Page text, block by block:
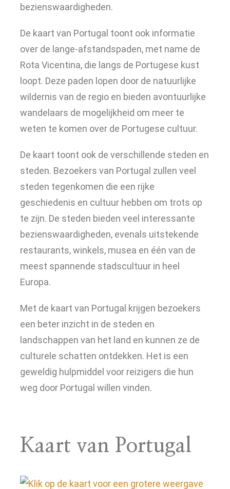
bezienswaardigheden.
De kaart van Portugal toont ook informatie
over de lange-afstandspaden, met name de
Rota Vicentina, die langs de Portugese kust
loopt. Deze paden lopen door de natuurlijke
wildernis van de regio en bieden avontuurlijke
wandelaars de mogelijkheid om meer te
weten te komen over de Portugese cultuur.
De kaart toont ook de verschillende steden en
steden. Bezoekers van Portugal zullen veel
steden tegenkomen die een rijke
geschiedenis en cultuur hebben om trots op
te zijn. De steden bieden veel interessante
bezienswaardigheden, evenals uitstekende
restaurants, winkels, musea en één van de
meest spannende stadscultuur in heel
Europa.
Met de kaart van Portugal krijgen bezoekers
een beter inzicht in de steden en
landschappen van het land en kunnen ze de
culturele schatten ontdekken. Het is een
geweldig hulpmiddel voor reizigers die hun
weg door Portugal willen vinden.
Kaart van Portugal